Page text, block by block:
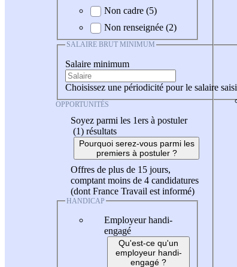
Non cadre (5)
Non renseignée (2)
SALAIRE BRUT MINIMUM
Salaire minimum
Choisissez une périodicité pour le salaire saisi
OPPORTUNITÉS
Soyez parmi les 1ers à postuler
(1) résultats
Pourquoi serez-vous parmi les
premiers à postuler ?
Offres de plus de 15 jours,
comptant moins de 4 candidatures
(dont France Travail est informé)
HANDICAP
Employeur handi-
engagé
Qu'est-ce qu'un
employeur handi-
engagé ?